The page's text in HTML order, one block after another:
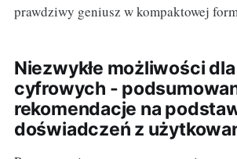
prawdziwy geniusz w kompaktowej
Niezwykłe możliwości
cyfrowych -
rekomendacje na
doświadczeń z